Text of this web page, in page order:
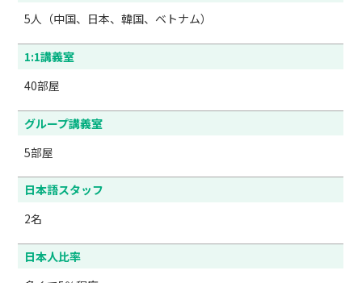
5人（中国、日本、韓国、ベトナム）
1:1講義室
40部屋
グループ講義室
5部屋
日本語スタッフ
2名
日本人比率